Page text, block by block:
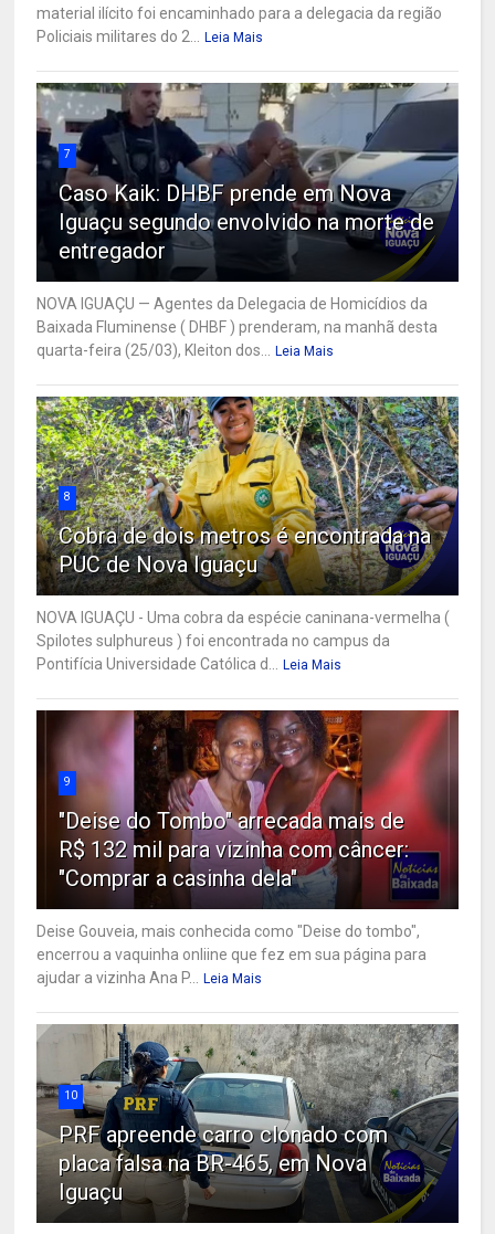
material ilícito foi encaminhado para a delegacia da região
Policiais militares do 2...
Leia Mais
7
Caso Kaik: DHBF prende em Nova
Iguaçu segundo envolvido na morte de
entregador
NOVA IGUAÇU — Agentes da Delegacia de Homicídios da
Baixada Fluminense ( DHBF ) prenderam, na manhã desta
quarta-feira (25/03), Kleiton dos...
Leia Mais
8
Cobra de dois metros é encontrada na
PUC de Nova Iguaçu
NOVA IGUAÇU - Uma cobra da espécie caninana-vermelha (
Spilotes sulphureus ) foi encontrada no campus da
Pontifícia Universidade Católica d...
Leia Mais
9
"Deise do Tombo" arrecada mais de
R$ 132 mil para vizinha com câncer:
"Comprar a casinha dela"
Deise Gouveia, mais conhecida como "Deise do tombo",
encerrou a vaquinha onliine que fez em sua página para
ajudar a vizinha Ana P...
Leia Mais
10
PRF apreende carro clonado com
placa falsa na BR-465, em Nova
Iguaçu